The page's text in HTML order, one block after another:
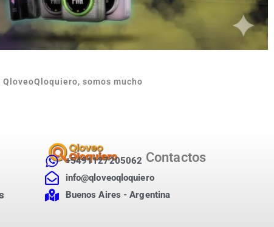
somos mucho
Contactos
+5491127205062
info@qloveoqloquiero
Buenos Aires - Argentina